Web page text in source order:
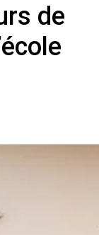
de